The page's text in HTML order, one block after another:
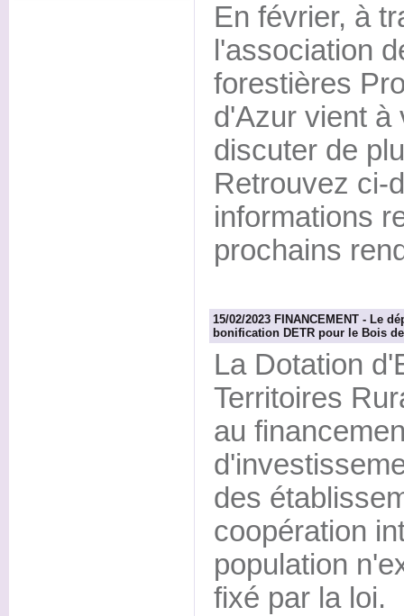
En février, à
l'association
forestières
d'Azur vient à
discuter de
Retrouvez ci-
informations
prochains
15/02/2023 FINANCEMENT - Le
bonification DETR pour le Bois
La Dotation
Territoires
au
des
coopération
population
fixé par la loi.